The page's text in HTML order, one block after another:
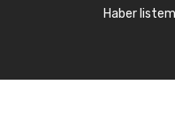
Haber